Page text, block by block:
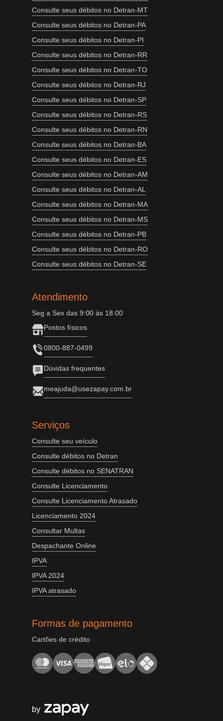
Consulte seus débitos no Detran-MT
Consulte seus débitos no Detran-PA
Consulte seus débitos no Detran-PI
Consulte seus débitos no Detran-RR
Consulte seus débitos no Detran-TO
Consulte seus débitos no Detran-RJ
Consulte seus débitos no Detran-SP
Consulte seus débitos no Detran-RS
Consulte seus débitos no Detran-RN
Consulte seus débitos no Detran-BA
Consulte seus débitos no Detran-ES
Consulte seus débitos no Detran-AM
Consulte seus débitos no Detran-AL
Consulte seus débitos no Detran-MA
Consulte seus débitos no Detran-MS
Consulte seus débitos no Detran-PB
Consulte seus débitos no Detran-RO
Consulte seus débitos no Detran-SE
Atendimento
Seg a Sex das 9:00 às 18:00
Postos físicos
0800-887-0499
Dúvidas frequentes
meajuda@usezapay.com.br
Serviços
Consulte seu veículo
Consulte débitos no Detran
Consulte débitos no SENATRAN
Consulte Licenciamento
Consulte Licenciamento Atrasado
Licenciamento 2024
Consultar Multas
Despachante Online
IPVA
IPVA 2024
IPVA atrasado
Formas de pagamento
Cartões de crédito
by